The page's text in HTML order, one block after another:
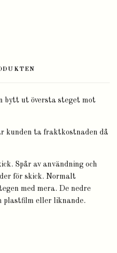
bytt ut översta steget mot
kunden ta fraktkostnaden då
Spår av användning och
för skick. Normalt
med mera. De nedre
plastfilm eller liknande.